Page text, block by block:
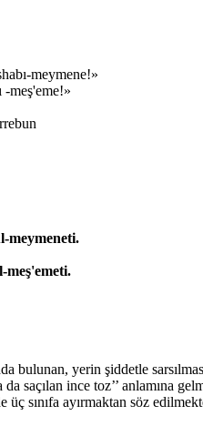
olduğu
meymene!»
-meş'eme!»
meymeneti.
meş'emeti.
bulunan, yerin şiddetle
saçılan ince toz’’ anlamına
sınıfa ayırmaktan söz